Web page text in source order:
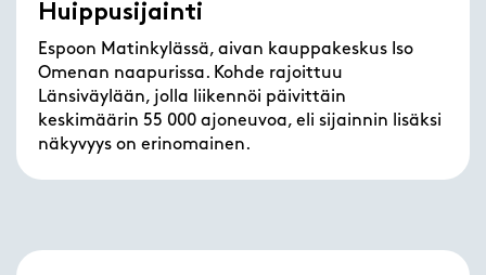
Huippusijainti
Espoon Matinkylässä, aivan kauppakeskus Iso
Omenan naapurissa. Kohde rajoittuu
Länsiväylään, jolla liikennöi päivittäin
keskimäärin 55 000 ajoneuvoa, eli sijainnin lisäksi
näkyvyys on erinomainen.